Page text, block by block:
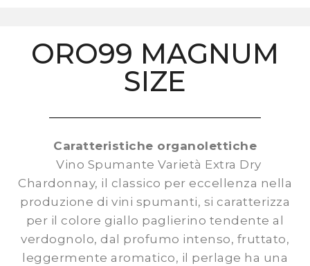
ORO99 MAGNUM
SIZE
Caratteristiche organolettiche
Vino Spumante Varietà Extra Dry
Chardonnay, il classico per eccellenza nella
produzione di vini spumanti, si caratterizza
per il colore giallo paglierino tendente al
verdognolo, dal profumo intenso, fruttato,
leggermente aromatico, il perlage ha una